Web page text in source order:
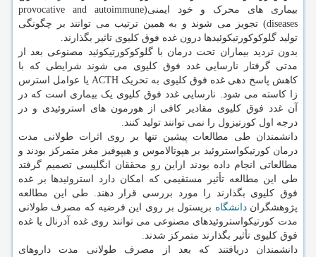
بیماری های محرک و خود ایمنی(provocative and autoimmune
diseases) تجویز می شوند و به همین ترتیب می توانند بر چگونگی
تولید گلوکوکورتیکوئیدها درون غده فوق کلیوی تاثیر بگذارند.
بدون تردید بیماران تحت درمان با گلوکوکورتیکوئید مصنوعی بعد از
مدتی گرفتار نارسایی غدد فوق کلیوی می شوند شرایطی که با
کاهش پاسخ دهی غده فوق کلیوی به تحریک ACTH یا عوامل استرس
زا کاسته می شود. نارسایی غدد فوق کلیوی یک بیماری است که در
آن غدد فوق کلیوی مقادیر کافی از هورمون های استروئیدی و در
درجه اول کورتیزول را نمی توانند تولید کنند.
دانشمندان طی مطالعات پیشین تنها بر روی اثرات طولانی مدت
درمان کورتیکواستروئید بر هپوتالاموس و هیپوفیز مغز متمرکز بودند و
مطالعاتی انجام داده بودند ازاین رو محققان انگلیسی تصمیم گرفتد
طی این مطالعه تأثیر مستقیمی که امکان دارد استروئیدها بر غده
فوق کلیوی بگذارند را مورد بررسی قرار دهند. طی این مطالعه
پژوهشگراندانشگاه بریستول بر روی این فرضیه که مصرف طولانی
مدت کورتیکواستروئیدهای مصنوعی می توانند روی غده آدرنال یا غده
فوق کلیوی تأثیر بگذارند متمرکز شدند.
دانشمندان دریافتند که بعد از مصرف طولانی مدت داروهای